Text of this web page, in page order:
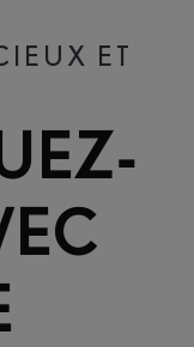
ET